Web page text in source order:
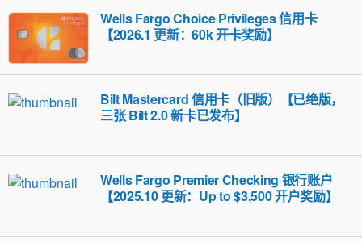
Wells Fargo Choice Privileges 信用卡
【2026.1 更新：60k 开卡奖励】
Bilt Mastercard 信用卡（旧版）【已绝版，
三张 Bilt 2.0 新卡已发布】
Wells Fargo Premier Checking 银行账户
【2025.10 更新：Up to $3,500 开户奖励】